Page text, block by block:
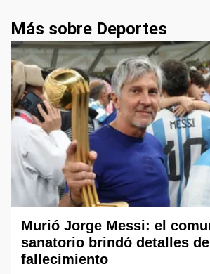
Más sobre Deportes
Murió Jorge Messi: el
sanatorio brindó detalles
fallecimiento